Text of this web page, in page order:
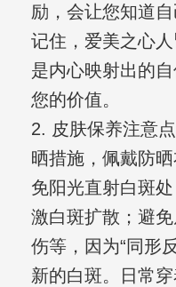
励，会让您知道自
记住，爱美之心
是内心映射出的
您的价值。
2. 皮肤保养注意
晒措施，佩戴防
免阳光直射白斑
激白斑扩散；避
伤等，因为“同形
新的白斑。日常